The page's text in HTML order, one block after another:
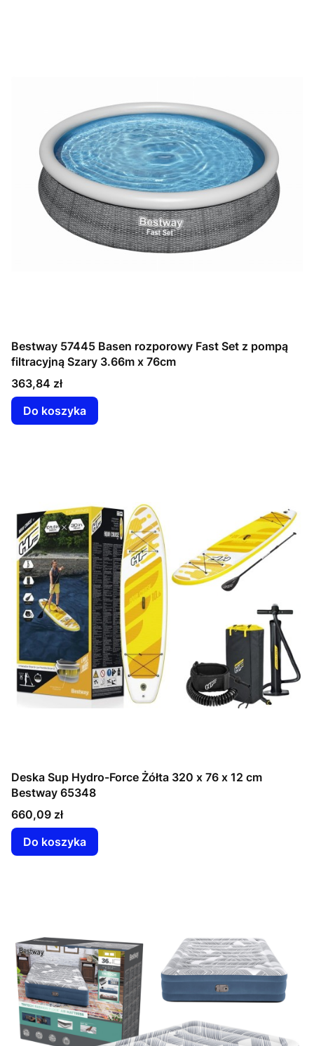
Bestway 57445 Basen rozporowy Fast Set z pompą
filtracyjną Szary 3.66m x 76cm
Cena
363,84 zł
Do koszyka
Deska Sup Hydro-Force Żółta 320 x 76 x 12 cm
Bestway 65348
Cena
660,09 zł
Do koszyka